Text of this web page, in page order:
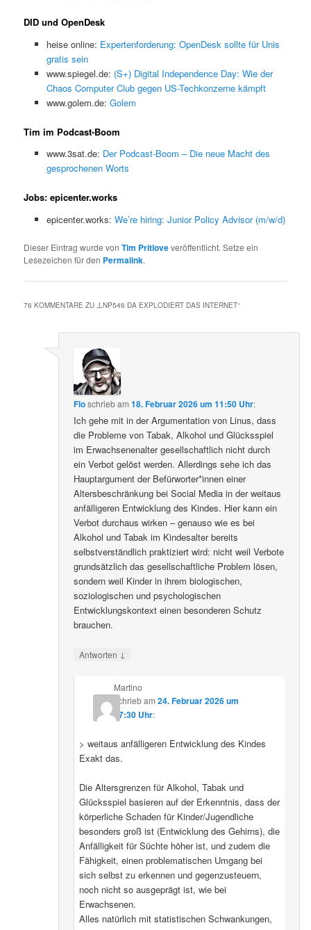
DID und OpenDesk
heise online: Expertenforderung: OpenDesk sollte für Unis
gratis sein
www.spiegel.de: (S+) Digital Independence Day: Wie der
Chaos Computer Club gegen US-Techkonzerne kämpft
www.golem.de: Golem
Tim im Podcast-Boom
www.3sat.de: Der Podcast-Boom – Die neue Macht des
gesprochenen Worts
Jobs: epicenter.works
epicenter.works: We’re hiring: Junior Policy Advisor (m/w/d)
Dieser Eintrag wurde vonTim Pritloveveröffentlicht. Setze ein
Lesezeichen für den Permalink.
76 KOMMENTARE ZU „LNP546 DA EXPLODIERT DAS INTERNET“
Floschriebam18. Februar 2026 um 11:50 Uhr:
Ich gehe mit in der Argumentation von Linus, dass
die Probleme von Tabak, Alkohol und Glücksspiel
im Erwachsenenalter gesellschaftlich nicht durch
ein Verbot gelöst werden. Allerdings sehe ich das
Hauptargument der Befürworter*innen einer
Altersbeschränkung bei Social Media in der weitaus
anfälligeren Entwicklung des Kindes. Hier kann ein
Verbot durchaus wirken – genauso wie es bei
Alkohol und Tabak im Kindesalter bereits
selbstverständlich praktiziert wird: nicht weil Verbote
grundsätzlich das gesellschaftliche Problem lösen,
sondern weil Kinder in ihrem biologischen,
soziologischen und psychologischen
Entwicklungskontext einen besonderen Schutz
brauchen.
Antworten ↓
Martino
schriebam 24. Februar 2026 um
07:30 Uhr:
> weitaus anfälligeren Entwicklung des Kindes
Exakt das.
Die Altersgrenzen für Alkohol, Tabak und
Glücksspiel basieren auf der Erkenntnis, dass der
körperliche Schaden für Kinder/Jugendliche
besonders groß ist (Entwicklung des Gehirns), die
Anfälligkeit für Süchte höher ist, und zudem die
Fähigkeit, einen problematischen Umgang bei
sich selbst zu erkennen und gegenzusteuern,
noch nicht so ausgeprägt ist, wie bei
Erwachsenen.
Alles natürlich mit statistischen Schwankungen,